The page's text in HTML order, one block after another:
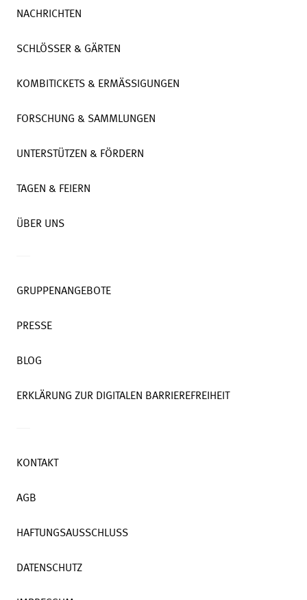
NACHRICHTEN
SCHLÖSSER & GÄRTEN
KOMBITICKETS & ERMÄSSIGUNGEN
FORSCHUNG & SAMMLUNGEN
UNTERSTÜTZEN & FÖRDERN
TAGEN & FEIERN
ÜBER UNS
GRUPPENANGEBOTE
PRESSE
BLOG
ERKLÄRUNG ZUR DIGITALEN BARRIEREFREIHEIT
KONTAKT
AGB
HAFTUNGSAUSSCHLUSS
DATENSCHUTZ